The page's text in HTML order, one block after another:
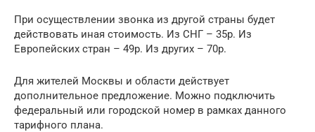
При осуществлении звонка из другой страны будет
действовать иная стоимость. Из СНГ – 35р. Из
Европейских стран – 49р. Из других – 70р.
Для жителей Москвы и области действует
дополнительное предложение. Можно подключить
федеральный или городской номер в рамках данного
тарифного плана.